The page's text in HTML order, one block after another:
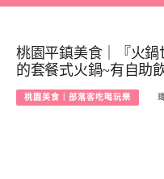
桃園平鎮美食｜『火
的套餐式火鍋~有自助
桃園美食｜部落客吃喝玩樂